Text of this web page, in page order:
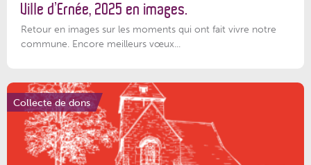
Ville d’Ernée, 2025 en images.
Retour en images sur les moments qui ont fait vivre notre
commune. Encore meilleurs vœux...
Collecte de dons